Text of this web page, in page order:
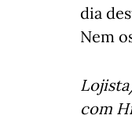
dia
Nem
com